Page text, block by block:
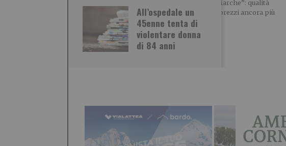
All’ospedale un
45enne tenta di
violentare donna
di 84 anni
Eleganza, memoria e
convivialità Un
appuntamento che racconta
la storia di un territorio Ci
“Grandi Marche”: qualità
Borello e prezzi ancora più